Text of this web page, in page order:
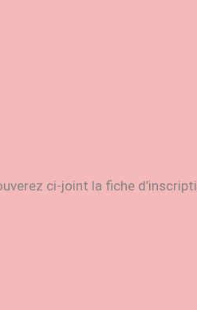
ci-joint la fiche